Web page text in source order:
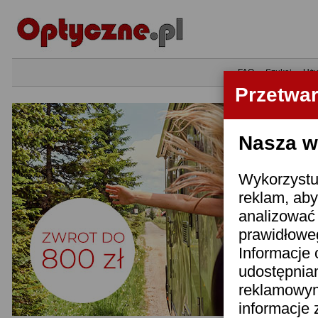
Nasza
reklam,
Informacje
informacje
•FAQ•Szukaj•